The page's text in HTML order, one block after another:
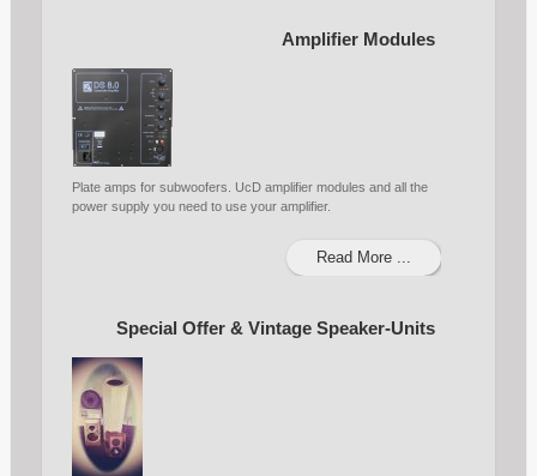
Amplifier Modules
Plate amps for subwoofers. UcD amplifier modules and all the
power supply you need to use your amplifier.
Read More ...
Special Offer & Vintage Speaker-Units